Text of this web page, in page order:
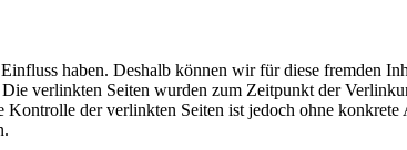
haben. Deshalb können wir für diese fremden
verlinkten Seiten wurden zum Zeitpunkt der
der verlinkten Seiten ist jedoch ohne